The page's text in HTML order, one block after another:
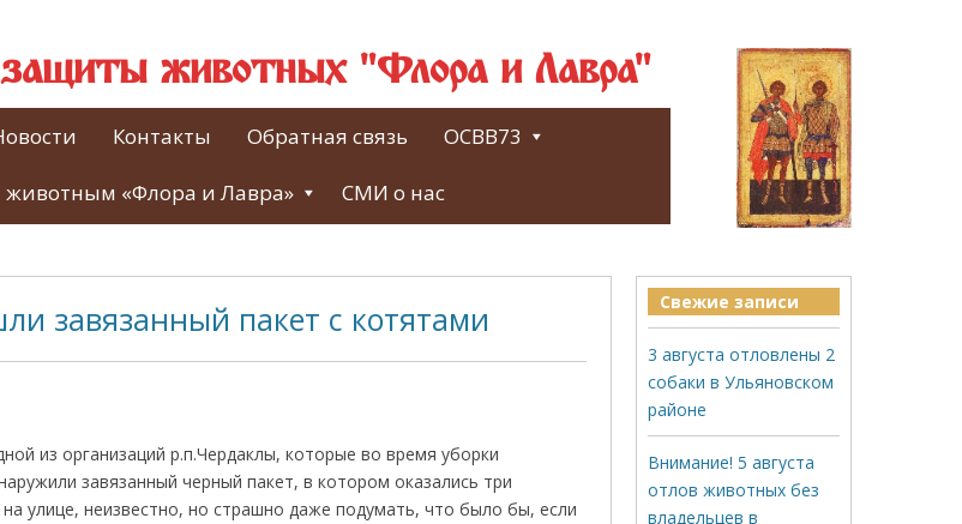
защиты животных "Флора и Лавра"
Контакты Обратная связь ОСВВ73
«Флора и Лавра» СМИ о нас
завязанный пакет с котятами
из организаций р.п.Чердаклы, которые во время уборки
завязанный черный пакет, в котором оказались три
улице, неизвестно, но страшно даже подумать, что было бы, если
Свежие записи
3 августа отловлены 2
собаки в Ульяновском
районе
Внимание! 5 августа
отлов животных без
владельцев в